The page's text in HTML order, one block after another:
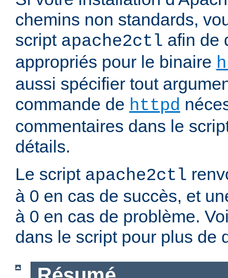
chemins non standards,
script apache2ctl afin de
appropriés pour le binaire
aussi spécifier tout
commande de httpd
commentaires dans le
détails.
Le script apache2ctl
à 0 en cas de succès, et
à 0 en cas de problème.
dans le script pour plus de